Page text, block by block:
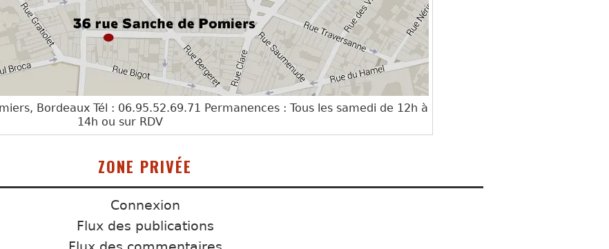
Bordeaux Tél : 06.95.52.69.71 Permanences : Tous les samedi de 12h à
14h ou sur RDV
ZONE PRIVÉE
Connexion
Flux des publications